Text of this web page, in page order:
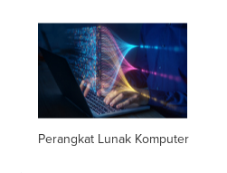
Perangkat Lunak Komputer